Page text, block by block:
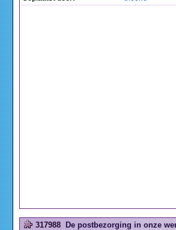
317988 De postbezorging in onze